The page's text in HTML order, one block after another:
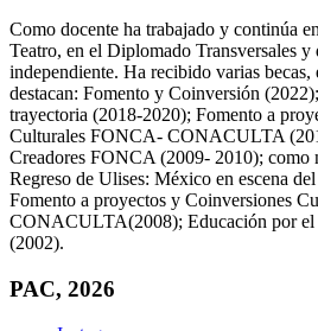
Como docente ha trabajado y continúa
Teatro, en el Diplomado Transversales y
independiente. Ha recibido varias becas,
destacan: Fomento y Coinversión
trayectoria (2018-2020); Fomento a
Culturales FONCA- CONACULTA
Creadores FONCA (2009- 2010); como
Regreso de Ulises: México en escena
Fomento a proyectos y Coinversiones
CONACULTA(2008); Educación por
(2002).
PAC, 2026